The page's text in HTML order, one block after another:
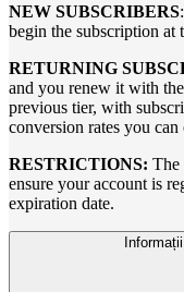
NEW SUBSCRIBERS
begin the subscription at
RETURNING
and you renew it with
previous tier, with
conversion rates you can
RESTRICTIONS: The
ensure your account is
expiration date.